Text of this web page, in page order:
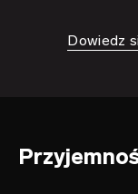
Dowiedz
mistrz